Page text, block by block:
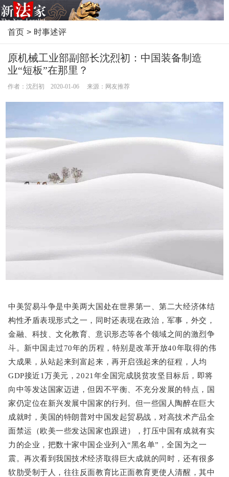
首页 > 时事述评
原机械工业部副部长沈烈初：中国装备制造
业“短板”在那里？
作者：沈烈初 2020-01-06 来源：网友推荐
中美贸易斗争是中美两大国处在世界第一、第二大经济体结
构性矛盾表现形式之一，同时还表现在政治，军事，外交，
金融、科技、文化教育、意识形态等各个领域之间的激烈争
斗。 新中国走过70年的历程，特别是改革开放40年取得的伟
大成果，从站起来到富起来，再开启强起来的征程，人均
GDP接近1万美元，2021年全国完成脱贫攻坚目标后，即将
向中等发达国家迈进，但因不平衡、不充分发展的特点，国
家仍定位在新兴发展中国家的行列。 但一些国人陶醉在巨大
成就时，美国的特朗普对中国发起贸易战，对高技术产品全
面禁运（欧美一些发达国家也跟进），打压中国有成就有实
力的企业，把数十家中国企业列入“黑名单”，全国为之一
震。再次看到我国技术经济取得巨大成就的同时，还有很多
软肋受制于人，往往反面教育比正面教育更使人清醒，其中